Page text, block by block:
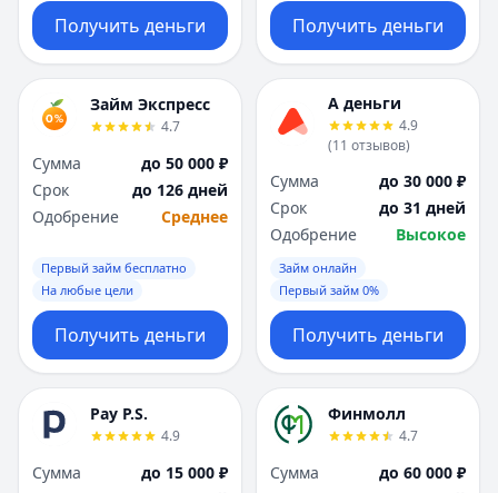
Получить деньги Получить деньги
Займ Экспресс
4.7
Сумма
до 50 000 ₽
Срок
до 126 дней
Одобрение
Среднее
Первый займ бесплатно
На любые цели
Получить деньги
А деньги
4.9
(11 отзывов)
Сумма
до 30 000 ₽
Срок
до 31 дней
Одобрение
Высокое
Займ онлайн
Первый займ 0%
Получить деньги
Pay P.S.
4.9
Сумма
до 15 000 ₽
Финмолл
4.7
Сумма
до 60 000 ₽